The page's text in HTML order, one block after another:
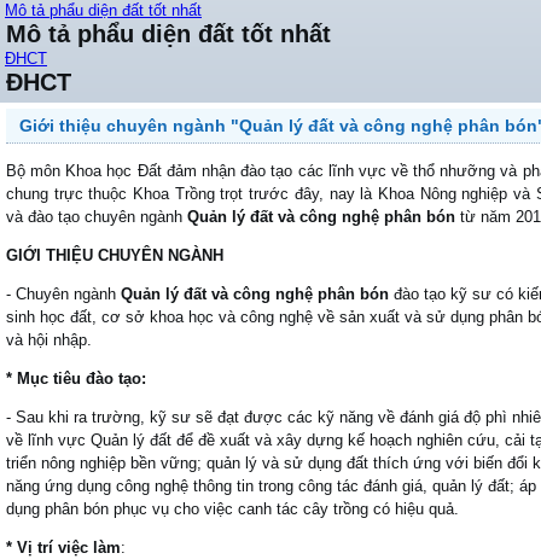
Mô tả phẩu diện đất tốt nhất
Mô tả phẩu diện đất tốt nhất
ĐHCT
ĐHCT
Giới thiệu chuyên ngành "Quản lý đất và công nghệ phân
Bộ môn Khoa học Đất đảm nhận đào tạo các lĩnh vực về thổ nhưỡng và
chung trực thuộc Khoa Trồng trọt trước đây, nay là Khoa Nông nghiệp và
và đào tạo chuyên ngành Quản lý đất và công nghệ phân bón từ năm
GIỚI THIỆU CHUYÊN NGÀNH
- Chuyên ngành Quản lý đất và công nghệ phân bón đào tạo kỹ sư có
sinh học đất, cơ sở khoa học và công nghệ về sản xuất và sử dụng phân
và hội nhập.
* Mục tiêu đào tạo:
- Sau khi ra trường, kỹ sư sẽ đạt được các kỹ năng về đánh giá độ phì
về lĩnh vực Quản lý đất để đề xuất và xây dựng kế hoạch nghiên cứu, cải
triển nông nghiệp bền vững; quản lý và sử dụng đất thích ứng với biến
năng ứng dụng công nghệ thông tin trong công tác đánh giá, quản lý đất;
dụng phân bón phục vụ cho việc canh tác cây trồng có hiệu quả.
* Vị trí việc làm: